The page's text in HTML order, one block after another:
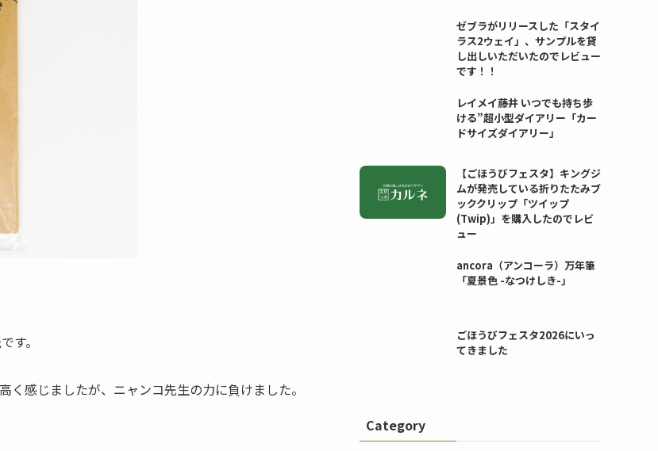
す。
感じましたが、ニャンコ先生の力に負けました。
ゼブラがリリースした「スタイ
ラス2ウェイ」、サンプルを貸
し出しいただいたのでレビュー
です！！
レイメイ藤井 いつでも持ち歩
ける”超小型ダイアリー「カー
ドサイズダイアリー」
【ごほうびフェスタ】キングジ
ムが発売している折りたたみブ
ッククリップ「ツイップ
(Twip)」を購入したのでレビ
ュー
ancora（アンコーラ）万年筆
「夏景色 -なつけしき-」
ごほうびフェスタ2026にいっ
てきました
Category